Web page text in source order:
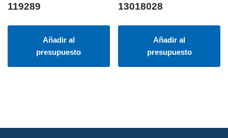
119289
Añadir al
presupuesto
13018028
Añadir al
presupuesto